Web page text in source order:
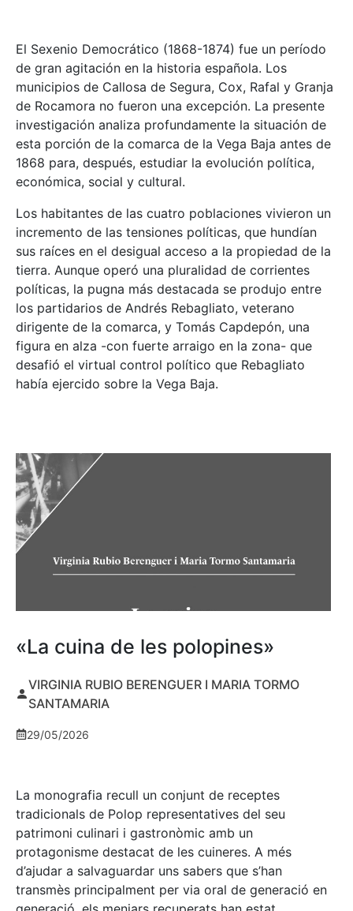
El Sexenio Democrático (1868-1874) fue un período
de gran agitación en la historia española. Los
municipios de Callosa de Segura, Cox, Rafal y Granja
de Rocamora no fueron una excepción. La presente
investigación analiza profundamente la situación de
esta porción de la comarca de la Vega Baja antes de
1868 para, después, estudiar la evolución política,
económica, social y cultural.
Los habitantes de las cuatro poblaciones vivieron un
incremento de las tensiones políticas, que hundían
sus raíces en el desigual acceso a la propiedad de la
tierra. Aunque operó una pluralidad de corrientes
políticas, la pugna más destacada se produjo entre
los partidarios de Andrés Rebagliato, veterano
dirigente de la comarca, y Tomás Capdepón, una
figura en alza -con fuerte arraigo en la zona- que
desafió el virtual control político que Rebagliato
había ejercido sobre la Vega Baja.
«La cuina de les polopines»
VIRGINIA RUBIO BERENGUER I MARIA TORMO
SANTAMARIA
29/05/2026
La monografia recull un conjunt de receptes
tradicionals de Polop representatives del seu
patrimoni culinari i gastronòmic amb un
protagonisme destacat de les cuineres. A més
d’ajudar a salvaguardar uns sabers que s’han
transmès principalment per via oral de generació en